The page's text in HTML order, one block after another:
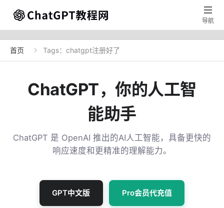

导航
首页  Tags：chatgpt注册好了
ChatGPT，你的人工智
能助手
ChatGPT 是 OpenAI 推出的AI人工智能，具备更快的
响应速度和更精准的理解能力。
GPT中文版 Pro会员代充值